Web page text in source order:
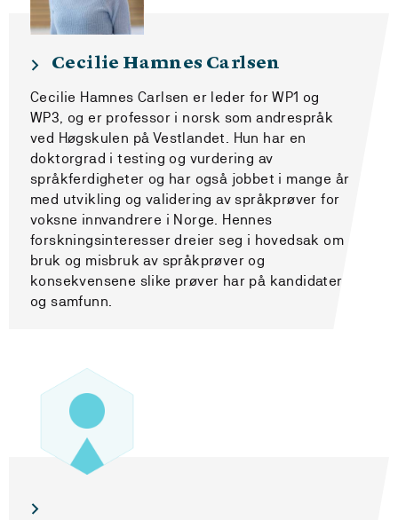
Cecilie Hamnes Carlsen
Cecilie Hamnes Carlsen er leder for WP1 og
WP3, og er professor i norsk som andrespråk
ved Høgskulen på Vestlandet. Hun har en
doktorgrad i testing og vurdering av
språkferdigheter og har også jobbet i mange år
med utvikling og validering av språkprøver for
voksne innvandrere i Norge. Hennes
forskningsinteresser dreier seg i hovedsak om
bruk og misbruk av språkprøver og
konsekvensene slike prøver har på kandidater
og samfunn.